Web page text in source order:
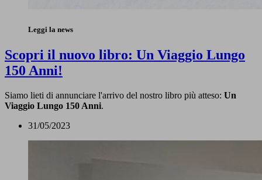
Leggi la news
Scopri il nuovo libro: Un Viaggio Lungo
150 Anni!
Siamo lieti di annunciare l'arrivo del nostro libro più atteso: Un
Viaggio Lungo 150 Anni.
31/05/2023